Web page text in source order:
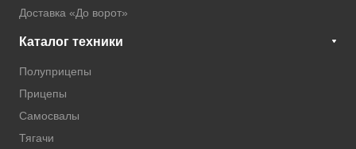
Доставка «До ворот»
Каталог техники
Полуприцепы
Прицепы
Самосвалы
Тягачи